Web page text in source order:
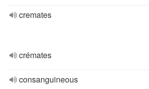
cremates
crémates
consanguineous